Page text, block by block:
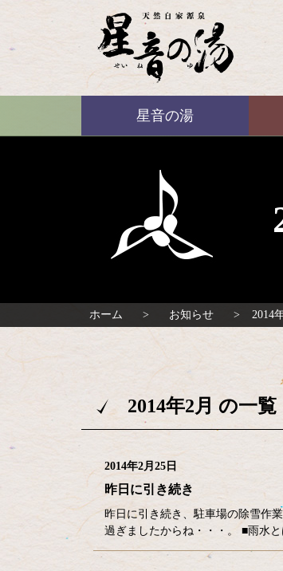
ばいえる
星音の湯
ホーム お知らせ 2014
2014年2月 の一覧
2014年2月25日
昨日に引き続き
昨日に引き続き、駐車場の除雪作
過ぎましたからね・・・。 ■雨水